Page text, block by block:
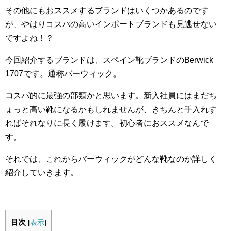
その他にもおススメするブランドはいくつかあるのです
が、やはりコスパの高いインポートブランドも見逃せない
ですよね！？
今回紹介するブランドは、スペイン靴ブランドのBerwick
1707です。通称バーウィック。
コスパ的に最強の部類かと思います。新入社員にはまだち
ょっと高い靴になるかもしれませんが、きちんと手入れす
ればそれなりに長く履けます。初心者におススメなんで
す。
それでは、これからバーウィックがどんな靴なのか詳しく
紹介していきます。
目次 [表示]